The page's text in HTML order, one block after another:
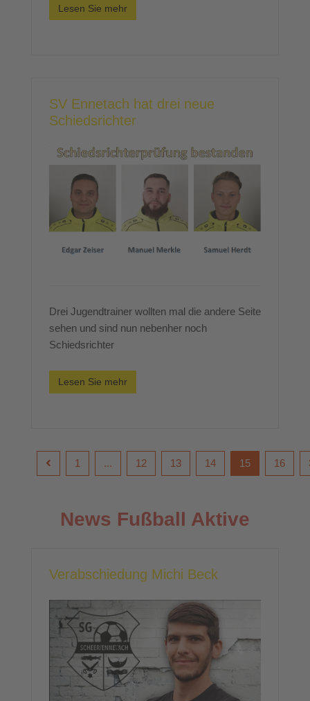
Lesen Sie mehr
SV Ennetach hat drei neue
Schiedsrichter
Drei Jugendtrainer wollten mal die andere Seite
sehen und sind nun nebenher noch
Schiedsrichter
Lesen Sie mehr
1 ... 12 13 14 15 16
News Fußball Aktive
Verabschiedung Michi Beck